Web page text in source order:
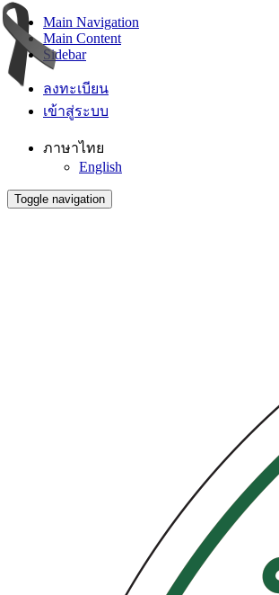
Main Navigation
Main Content
Sidebar
ลงทะเบียน
เข้าสู่ระบบ
ภาษาไทย
English
Toggle navigation